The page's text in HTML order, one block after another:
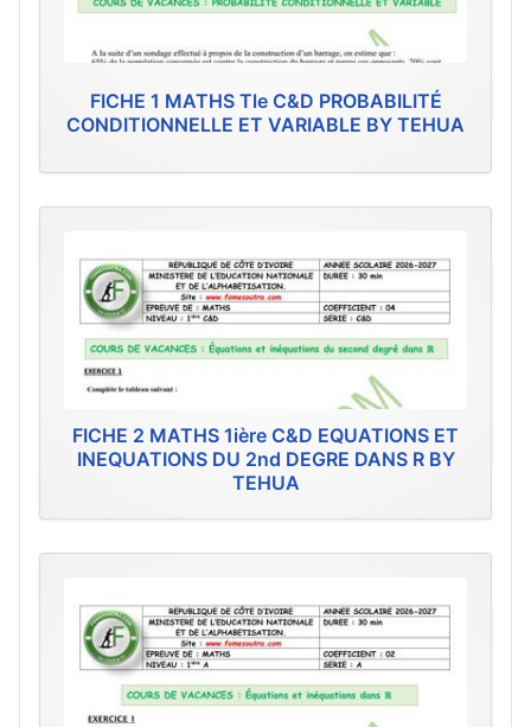
FICHE 1 MATHS Tle C&D PROBABILITÉ
CONDITIONNELLE ET VARIABLE BY TEHUA
FICHE 2 MATHS 1ière C&D EQUATIONS ET
INEQUATIONS DU 2nd DEGRE DANS R BY
TEHUA